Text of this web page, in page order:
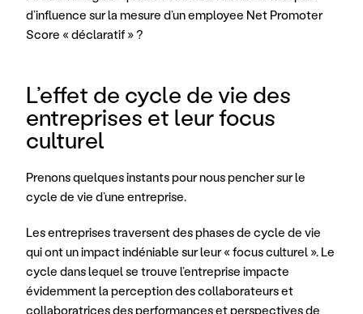
d’influence sur la mesure d’un employee Net Promoter
Score « déclaratif » ?
L’effet de cycle de vie des
entreprises et leur focus
culturel
Prenons quelques instants pour nous pencher sur le
cycle de vie d’une entreprise.
Les entreprises traversent des phases de cycle de vie
qui ont un impact indéniable sur leur « focus culturel ». Le
cycle dans lequel se trouve l’entreprise impacte
évidemment la perception des collaborateurs et
collaboratrices des performances et perspectives de